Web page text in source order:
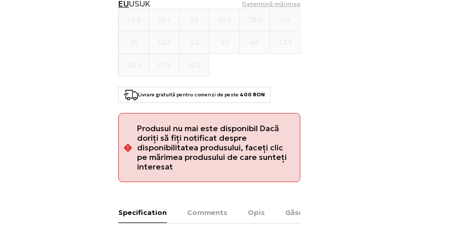
EUUSUK Determină mărimea
Livrare gratuită pentru comenzi de peste 400 RON
Produsul nu mai este disponibil Dacă
doriți să fiți notificat despre
disponibilitatea produsului, faceți clic
pe mărimea produsului de care sunteți
interesat
Specification Comments Opis Găsește în magazin